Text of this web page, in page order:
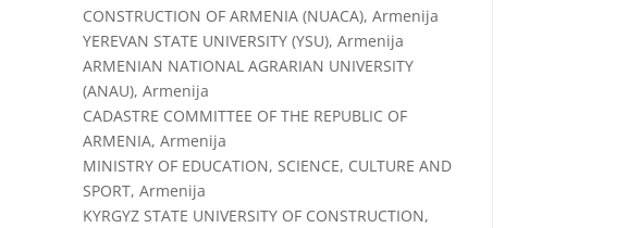
CONSTRUCTION OF ARMENIA (NUACA), Armenija
YEREVAN STATE UNIVERSITY (YSU), Armenija
ARMENIAN NATIONAL AGRARIAN UNIVERSITY
(ANAU), Armenija
CADASTRE COMMITTEE OF THE REPUBLIC OF
ARMENIA, Armenija
MINISTRY OF EDUCATION, SCIENCE, CULTURE AND
SPORT, Armenija
KYRGYZ STATE UNIVERSITY OF CONSTRUCTION,